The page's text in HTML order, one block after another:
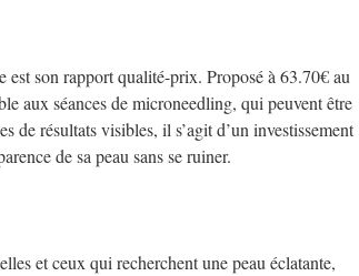
son rapport qualité-prix. Proposé à 63.70€ au
aux séances de microneedling, qui peuvent être
de résultats visibles, il s’agit d’un investissement
de sa peau sans se ruiner.
et ceux qui recherchent une peau éclatante,